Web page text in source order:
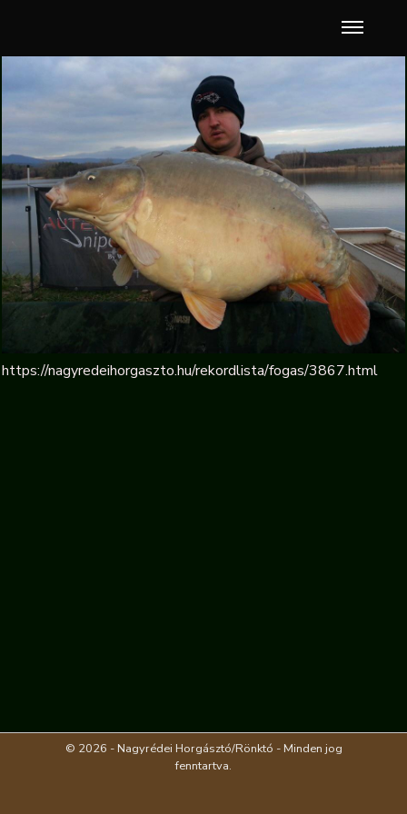
https://nagyredeihorgaszto.hu/rekordlista/fogas/3867.html
© 2026 - Nagyrédei Horgásztó/Rönktó - Minden jog
fenntartva.